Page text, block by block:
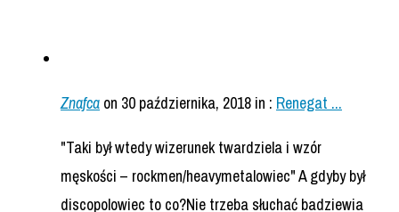
Znafca on 30 października, 2018 in : Renegat ...
"Taki był wtedy wizerunek twardziela i wzór
męskości – rockmen/heavymetalowiec" A gdyby był
discopolowiec to co?Nie trzeba słuchać badziewia